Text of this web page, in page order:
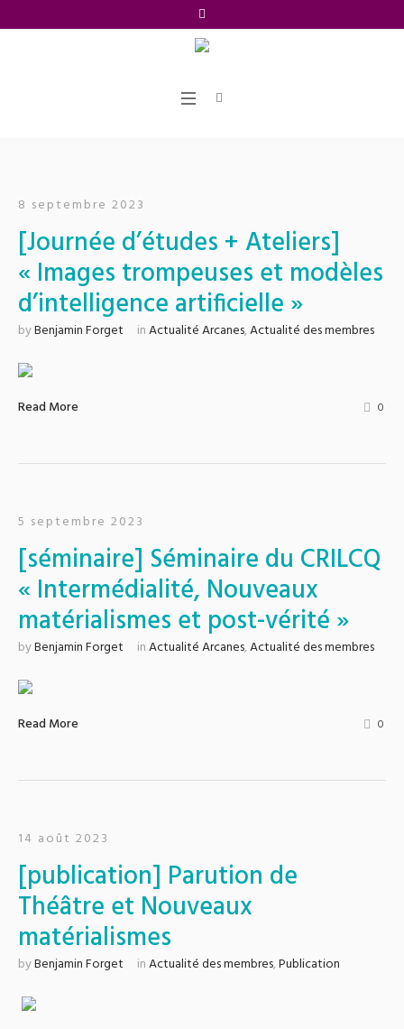
8 septembre 2023
[Journée d’études + Ateliers]
« Images trompeuses et modèles
d’intelligence artificielle »
byBenjamin Forget inActualité Arcanes,Actualité des membres
Read More 0
5 septembre 2023
[séminaire] Séminaire du CRILCQ
« Intermédialité, Nouveaux
matérialismes et post-vérité »
byBenjamin Forget inActualité Arcanes,Actualité des membres
Read More 0
14 août 2023
[publication] Parution de
Théâtre et Nouveaux
matérialismes
byBenjamin Forget inActualité des membres,Publication